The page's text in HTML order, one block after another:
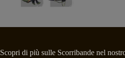
Scopri di più sulle Scorribande nel